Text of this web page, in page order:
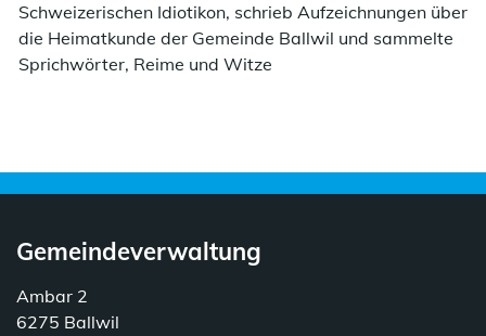
Schweizerischen Idiotikon, schrieb Aufzeichnungen über
die Heimatkunde der Gemeinde Ballwil und sammelte
Sprichwörter, Reime und Witze
Gemeindeverwaltung
Ambar 2
6275 Ballwil